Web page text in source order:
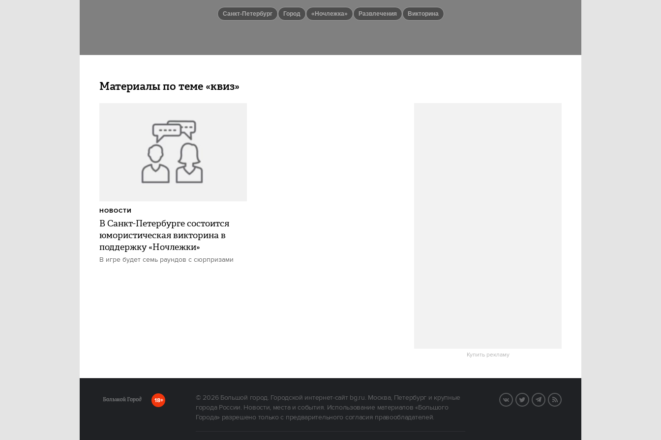
Санкт-Петербург город «Ночлежка» Развлечения викторина
Материалы по теме «квиз»
Купить рекламу
В Санкт-Петербурге состоится
юмористическая викторина в
поддержку «Ночлежки»
В игре будет семь раундов с сюрпризами
НОВОСТИ
18+ © 2026Большой город. Городской интернет-сайт bg.ru. Москва, Петербург и крупные
города России. Новости, места и события. Использование материалов «Большого
Города» разрешено только с предварительного согласия правообладателей.
VK TwitterTelegram
RSS